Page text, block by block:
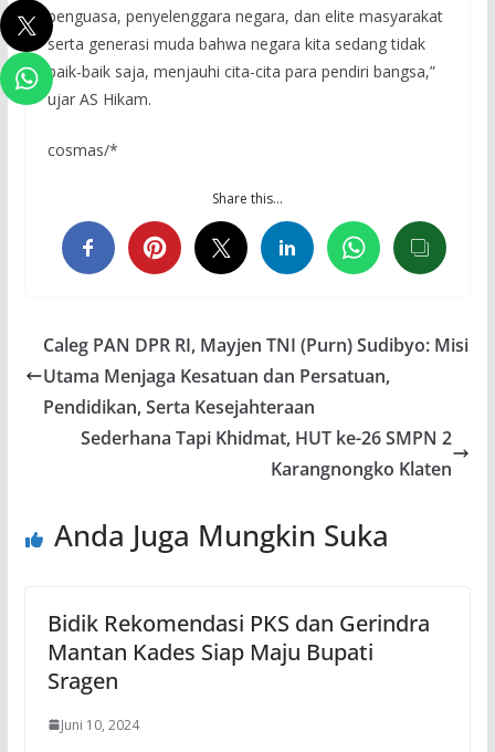
penguasa, penyelenggara negara, dan elite masyarakat
serta generasi muda bahwa negara kita sedang tidak
baik-baik saja, menjauhi cita-cita para pendiri bangsa,”
ujar AS Hikam.
cosmas/*
Share this…
Caleg PAN DPR RI, Mayjen TNI (Purn) Sudibyo: Misi
Utama Menjaga Kesatuan dan Persatuan,
Pendidikan, Serta Kesejahteraan
Sederhana Tapi Khidmat, HUT ke-26 SMPN 2
Karangnongko Klaten
Anda Juga Mungkin Suka
Bidik Rekomendasi PKS dan Gerindra
Mantan Kades Siap Maju Bupati
Sragen
Juni 10, 2024